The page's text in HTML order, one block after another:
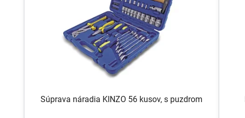
Súprava náradia KINZO 56 kusov, s puzdrom